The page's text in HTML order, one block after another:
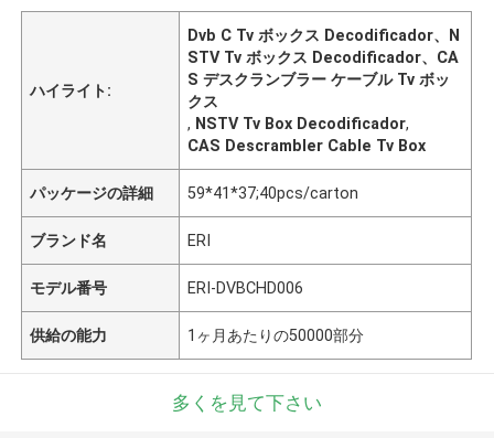
ハイライト:
Dvb C Tv ボックス Decodificador、N
STV Tv ボックス Decodificador、CA
S デスクランブラー ケーブル Tv ボッ
クス
, NSTV Tv Box Decodificador,
CAS Descrambler Cable Tv Box
パッケージの詳細 59*41*37;40pcs/carton
ブランド名 ERI
モデル番号 ERI-DVBCHD006
供給の能力 1ヶ月あたりの50000部分
多くを見て下さい